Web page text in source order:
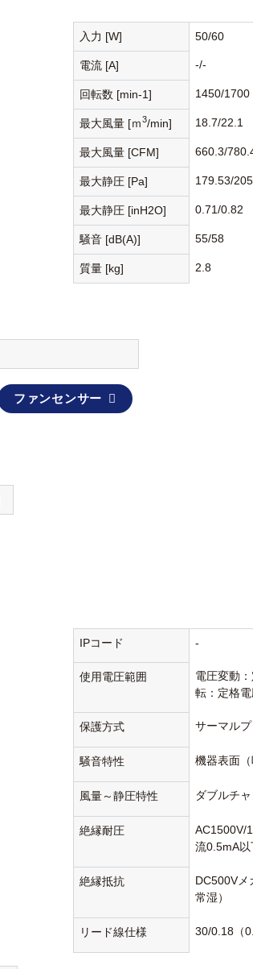
入力 [W] 50/60
電流 [A] -/-
回転数 [min-1] 1450/1700
最大風量 [ｍ3/min] 18.7/22.1
最大風量 [CFM] 660.3/
最大静圧 [Pa] 179.53/
最大静圧 [inH2O] 0.71/0.82
騒音 [dB(A)] 55/58
質量 [kg] 2.8
ファンセンサー
IPコード -
使用電圧範囲
電圧変動
転：定格
保護方式 サーマル
騒音特性 機器表面
風量～静圧特性 ダブルチ
絶縁耐圧
AC1500V/
流0.5mA
絶縁抵抗
DC500V
常湿）
リード線仕様 30/0.18（